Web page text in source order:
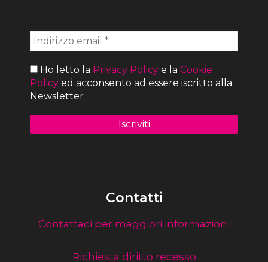
Ho letto la Privacy Policy e la Cookie
Policy ed acconsento ad essere iscritto alla
Newsletter
Contatti
Contattaci per maggiori informazioni
Richiesta diritto recesso